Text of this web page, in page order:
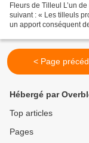
Fleurs de Tilleul L’un
suivant : « Les tilleuls
un apport conséquent
< Page
Hébergé par
Top articles
Pages